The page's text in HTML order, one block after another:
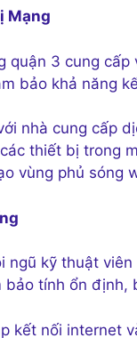
Mạng
quận 3 cung
bảo khả năng
nhà cung cấp
thiết bị trong
vùng phủ sóng
ngũ kỹ thuật
tính ổn định,
kết nối internet